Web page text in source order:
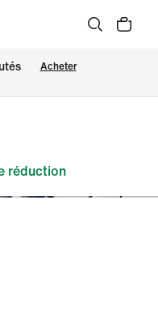
Acheter
réduction